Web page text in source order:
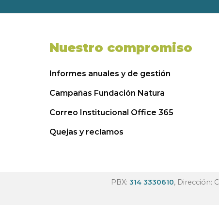
Nuestro compromiso
Informes anuales y de gestión
Campañas Fundación Natura
Correo Institucional Office 365
Quejas y reclamos
PBX: 314 3330610, Dirección: